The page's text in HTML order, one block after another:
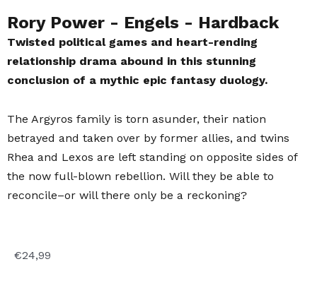
Rory Power - Engels - Hardback
Twisted political games and heart-rending
relationship drama abound in this stunning
conclusion of a mythic epic fantasy duology.
The Argyros family is torn asunder, their nation
betrayed and taken over by former allies, and twins
Rhea and Lexos are left standing on opposite sides of
the now full-blown rebellion. Will they be able to
reconcile–or will there only be a reckoning?
€24,99